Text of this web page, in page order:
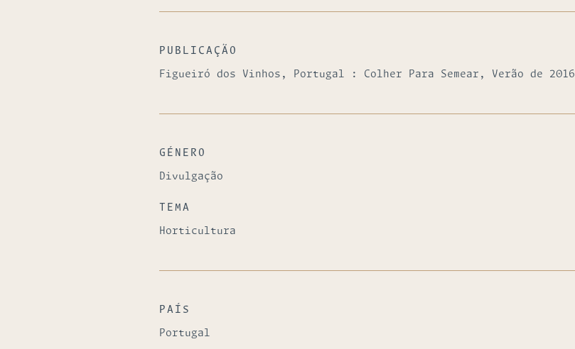
PUBLICAÇÃO
Figueiró dos Vinhos, Portugal : Colher Para Semear, Verão de 2016
GÉNERO
Divulgação
TEMA
Horticultura
PAÍS
Portugal